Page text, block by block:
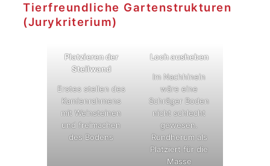
Tierfreundliche Gartenstrukturen
(Jurykriterium)
Platzieren der
Steilwand
Erstes stellen des
Kamienrahmens
mit Weinsteinen
und freimachen
des Bodens
Loch ausheben
Im Nachhinein
wäre eine
Schräger Boden
nicht schlecht
gewesen.
Rundherum als
Platziert für die
Masse